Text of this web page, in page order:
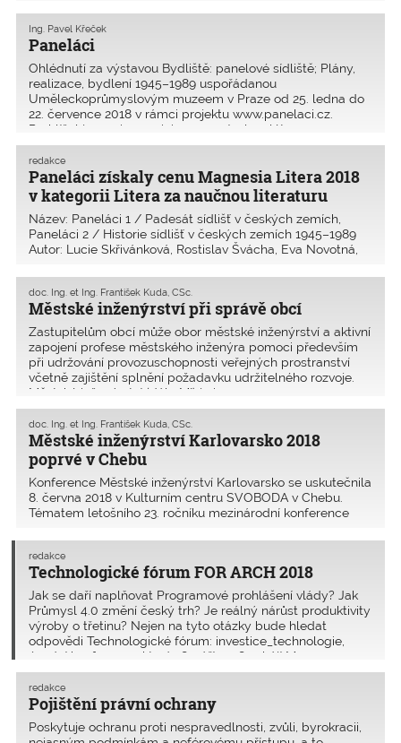
soutěže přihlásilo 37 objektů. Již v páte
Paneláci
Ing. Pavel Křeček
Ohlédnutí za výstavou Bydliště: panelové sídliště; Plány,
realizace, bydlení 1945–1989 uspořádanou
Uměleckoprůmyslovým muzeem v Praze od 25. ledna do
22. července 2018 v rámci projektu www.panelaci.cz.
Prohlížel jsem si expozici a vzpomínal na léta
v Projektovém ústavu
Paneláci získaly cenu Magnesia Litera 2018
v kategorii Litera za naučnou literaturu
redakce
Název: Paneláci 1 / Padesát sídlišť v českých zemích,
Paneláci 2 / Historie sídlišť v českých zemích 1945–1989
Autor: Lucie Skřivánková, Rostislav Švácha, Eva Novotná,
Uměleckoprůmyslové museum v Praze, 2017
Městské inženýrství při správě obcí
doc. Ing. et Ing. František Kuda, CSc.
Zastupitelům obcí může obor městské inženýrství a aktivní
zapojení profese městského inženýra pomoci především
při udržování provozuschopnosti veřejných prostranství
včetně zajištění splnění požadavku udržitelného rozvoje.
Městské inženýrství (dále MI) je i
Městské inženýrství Karlovarsko 2018
poprvé v Chebu
doc. Ing. et Ing. František Kuda, CSc.
Konference Městské inženýrství Karlovarsko se uskutečnila
8. ­června 2018 v Kulturním centru SVOBODA v Chebu.
Tématem letošního 23. ročníku mezinárodní konference
městě. Letos poprvé, kdy byla konference uspořádá
Technologické fórum FOR ARCH 2018
redakce
Jak se daří naplňovat Programové prohlášení vlády? Jak
Průmysl 4.0 změní český trh? Je reálný nárůst produktivity
výroby o třetinu? Nejen na tyto otázky bude hledat
odpovědi Technologické fórum: investice_technologie,
úvodní konference, která 18. září 2018 zahájí Me
Pojištění právní ochrany
redakce
Poskytuje ochranu proti nespravedlnosti, zvůli, byrokracii,